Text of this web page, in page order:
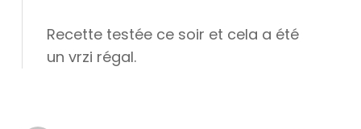
Recette testée ce soir et cela a été
un vrzi régal.